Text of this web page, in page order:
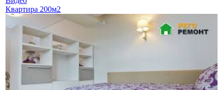
Квартира 200м2